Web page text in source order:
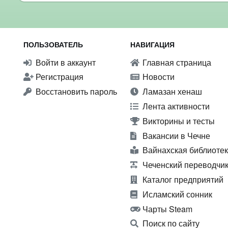
ПОЛЬЗОВАТЕЛЬ
Войти в аккаунт
Регистрация
Восстановить пароль
НАВИГАЦИЯ
Главная страница
Новости
Ламазан хенаш
Лента активности
Викторины и тесты
Вакансии в Чечне
Вайнахская
Чеченский
Каталог предприятий
Исламский сонник
Чарты Steam
Поиск по сайту